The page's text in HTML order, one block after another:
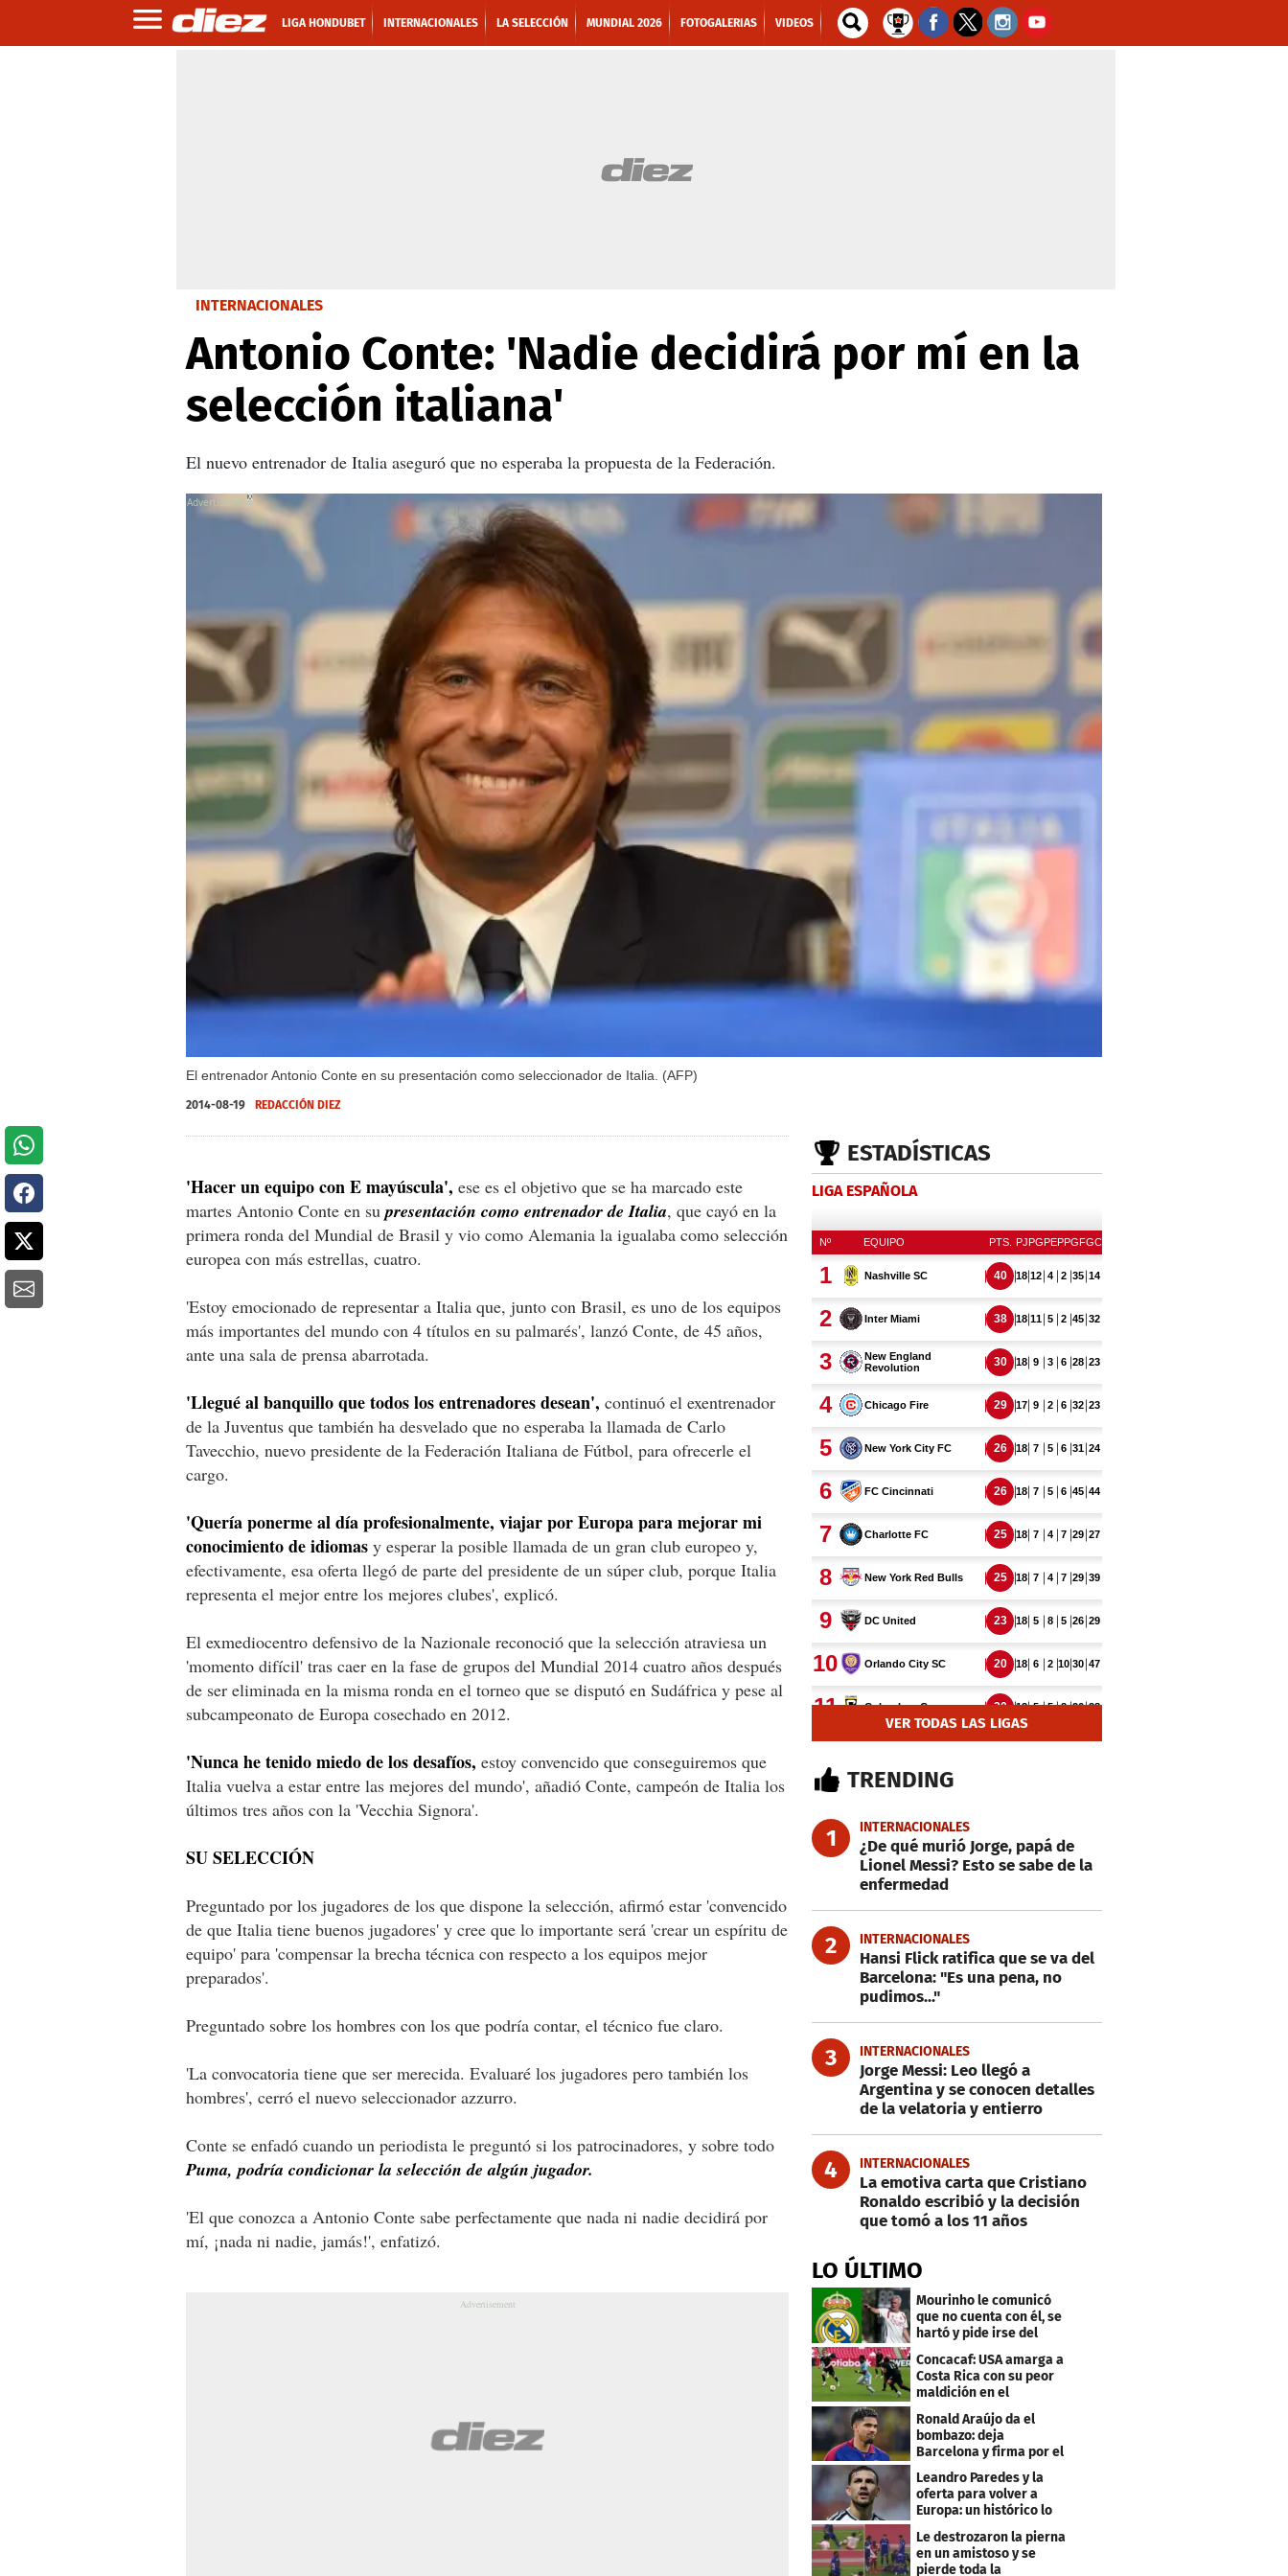
LIGA HONDUBET INTERNACIONALES LA SELECCIÓN MUNDIAL 2026 FOTOGALERIAS VIDEOS
INTERNACIONALES
Antonio Conte: 'Nadie decidirá por mí en la
selección italiana'
El nuevo entrenador de Italia aseguró que no esperaba la propuesta de la Federación.
El entrenador Antonio Conte en su presentación como seleccionador de Italia. (AFP)
X
2014-08-19 REDACCIÓN DIEZ
'Hacer un equipo con E mayúscula', ese es el objetivo que se ha marcado este
martes Antonio Conte en supresentación como entrenador de Italia, que cayó en la
primera ronda del Mundial de Brasil y vio como Alemania la igualaba como selección
europea con más estrellas, cuatro.
'Estoy emocionado de representar a Italia que, junto con Brasil, es uno de los equipos
más importantes del mundo con 4 títulos en su palmarés', lanzó Conte, de 45 años,
ante una sala de prensa abarrotada.
'Llegué al banquillo que todos los entrenadores desean', continuó el exentrenador
de la Juventus que también ha desvelado que no esperaba la llamada de Carlo
Tavecchio, nuevo presidente de la Federación Italiana de Fútbol, para ofrecerle el
cargo.
'Quería ponerme al día profesionalmente, viajar por Europa para mejorar mi
conocimiento de idiomas y esperar la posible llamada de un gran club europeo y,
efectivamente, esa oferta llegó de parte del presidente de un súper club, porque Italia
representa el mejor entre los mejores clubes', explicó.
El exmediocentro defensivo de la Nazionale reconoció que la selección atraviesa un
'momento difícil' tras caer en la fase de grupos del Mundial 2014 cuatro años después
de ser eliminada en la misma ronda en el torneo que se disputó en Sudáfrica y pese al
subcampeonato de Europa cosechado en 2012.
'Nunca he tenido miedo de los desafíos, estoy convencido que conseguiremos que
Italia vuelva a estar entre las mejores del mundo', añadió Conte, campeón de Italia los
últimos tres años con la 'Vecchia Signora'.
SU SELECCIÓN
Preguntado por los jugadores de los que dispone la selección, afirmó estar 'convencido
de que Italia tiene buenos jugadores' y cree que lo importante será 'crear un espíritu de
equipo' para 'compensar la brecha técnica con respecto a los equipos mejor
preparados'.
Preguntado sobre los hombres con los que podría contar, el técnico fue claro.
'La convocatoria tiene que ser merecida. Evaluaré los jugadores pero también los
hombres', cerró el nuevo seleccionador azzurro.
Conte se enfadó cuando un periodista le preguntó si los patrocinadores, y sobre todo
Puma, podría condicionar la selección de algún jugador.
'El que conozca a Antonio Conte sabe perfectamente que nada ni nadie decidirá por
mí, ¡nada ni nadie, jamás!', enfatizó.
ESTADÍSTICAS
LIGA ESPAÑOLA
VER TODAS LAS LIGAS
TRENDING
1 INTERNACIONALES
¿De qué murió Jorge, papá de
Lionel Messi? Esto se sabe de la
enfermedad
2 INTERNACIONALES
Hansi Flick ratifica que se va del
Barcelona: "Es una pena, no
pudimos..."
3 INTERNACIONALES
Jorge Messi: Leo llegó a
Argentina y se conocen detalles
de la velatoria y entierro
4 INTERNACIONALES
La emotiva carta que Cristiano
Ronaldo escribió y la decisión
que tomó a los 11 años
LO ÚLTIMO
Mourinho le comunicó
que no cuenta con él, se
hartó y pide irse del
Concacaf: USA amarga a
Costa Rica con su peor
maldición en el
premundial Sub-20
Ronald Araújo da el
bombazo: deja
Barcelona y firma por el
club menos pensado
Leandro Paredes y la
oferta para volver a
Europa: un histórico lo
Le destrozaron la pierna
en un amistoso y se
pierde toda la